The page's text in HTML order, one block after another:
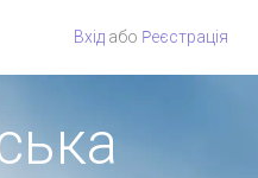
Вхід або Pеєстрація